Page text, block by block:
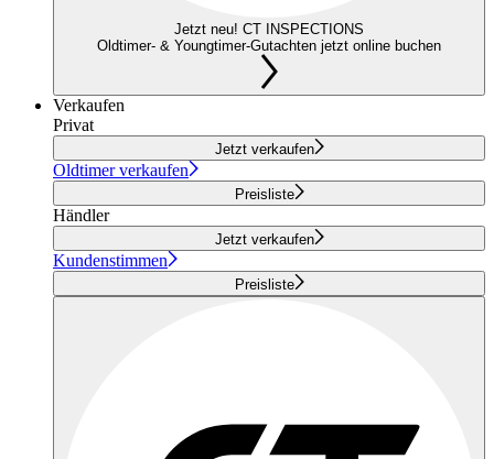
Jetzt neu! CT INSPECTIONS
Oldtimer- & Youngtimer-Gutachten jetzt online buchen
Verkaufen
Privat
Jetzt verkaufen
Oldtimer verkaufen
Preisliste
Händler
Jetzt verkaufen
Kundenstimmen
Preisliste